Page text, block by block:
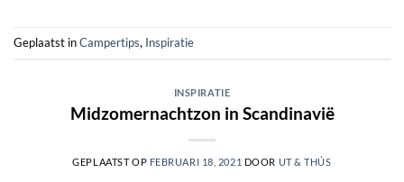
Geplaatst inCampertips, Inspiratie
INSPIRATIE
Midzomernachtzon in Scandinavië
GEPLAATST OP FEBRUARI 18, 2021 DOOR UT & THÚS